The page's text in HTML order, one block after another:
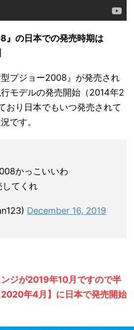
』の日本での発売時期は
プジョー2008』が発売され
モデルの発売開始（2014年2
おり日本でもいつ発売されて
です。
かっこいいわ
してくれ
December 16, 2019
ジが2019年10月ですので半
年4月】に日本で発売開始